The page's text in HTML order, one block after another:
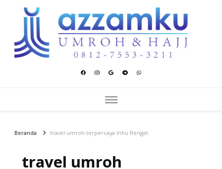
Azzamku Umroh dan Hajj
Beranda travel umroh terpercaya Inhu Rengat
travel umroh